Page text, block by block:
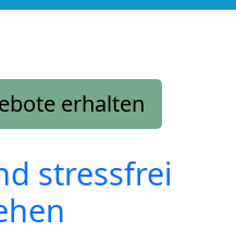
erhalten
stressfrei